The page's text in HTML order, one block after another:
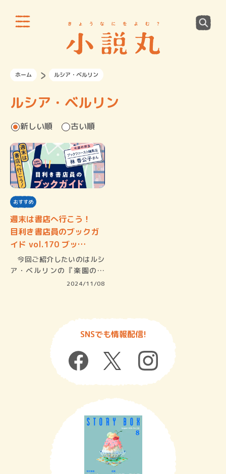
ホーム ルシア・ベルリン
ルシア・ベルリン
新しい順 古い順
おすすめ
週末は書店へ行こう！
目利き書店員のブックガ
イド vol.170 ブッ…
今回ご紹介したいのはルシ
ア・ベルリンの『楽園の夕
2024/11/08
SNSでも情報配信!